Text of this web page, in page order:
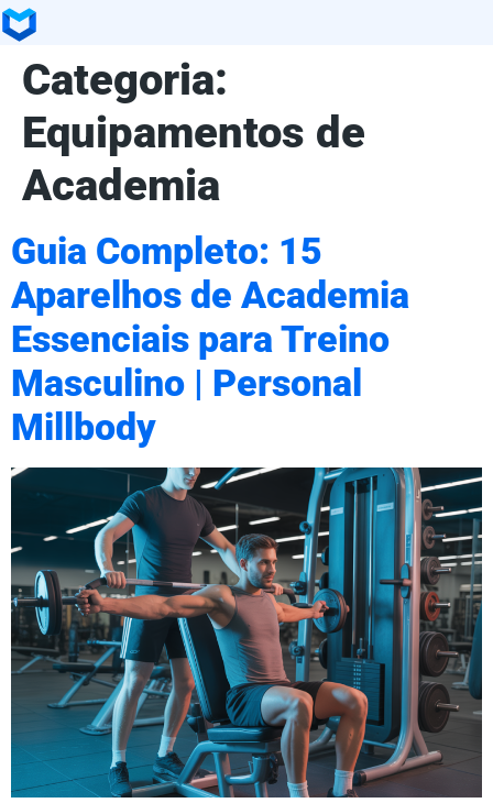
Categoria:
Equipamentos de
Academia
Guia Completo: 15
Aparelhos de Academia
Essenciais para Treino
Masculino | Personal
Millbody